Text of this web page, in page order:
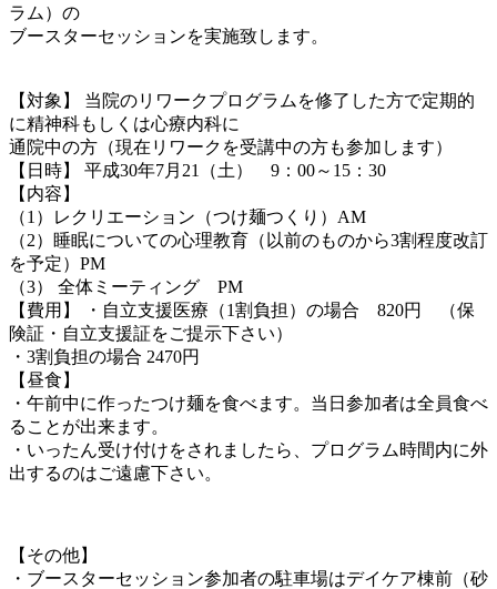
ラム）の
ブースターセッションを実施致します。
【対象】 当院のリワークプログラムを修了した方で定期的
に精神科もしくは心療内科に
通院中の方（現在リワークを受講中の方も参加します）
【日時】 平成30年7月21（土） 9：00～15：30
【内容】
（1）レクリエーション（つけ麺つくり）AM
（2）睡眠についての心理教育（以前のものから3割程度改訂
を予定）PM
（3） 全体ミーティング PM
【費用】 ・自立支援医療（1割負担）の場合 820円 （保
険証・自立支援証をご提示下さい）
・3割負担の場合 2470円
【昼食】
・午前中に作ったつけ麺を食べます。当日参加者は全員食べ
ることが出来ます。
・いったん受け付けをされましたら、プログラム時間内に外
出するのはご遠慮下さい。
【その他】
・ブースターセッション参加者の駐車場はデイケア棟前（砂